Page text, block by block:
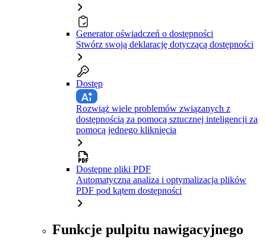
Generator oświadczeń o dostępności
Stwórz swoją deklarację dotyczącą dostępności
Dostęp
Rozwiąż wiele problemów związanych z
dostępnością za pomocą sztucznej inteligencji za
pomocą jednego kliknięcia
Dostępne pliki PDF
Automatyczna analiza i optymalizacja plików
PDF pod kątem dostępności
Funkcje pulpitu nawigacyjnego